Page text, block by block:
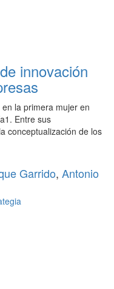
innovación
la primera mujer en
Entre sus
conceptualización de los
Garrido, Antonio